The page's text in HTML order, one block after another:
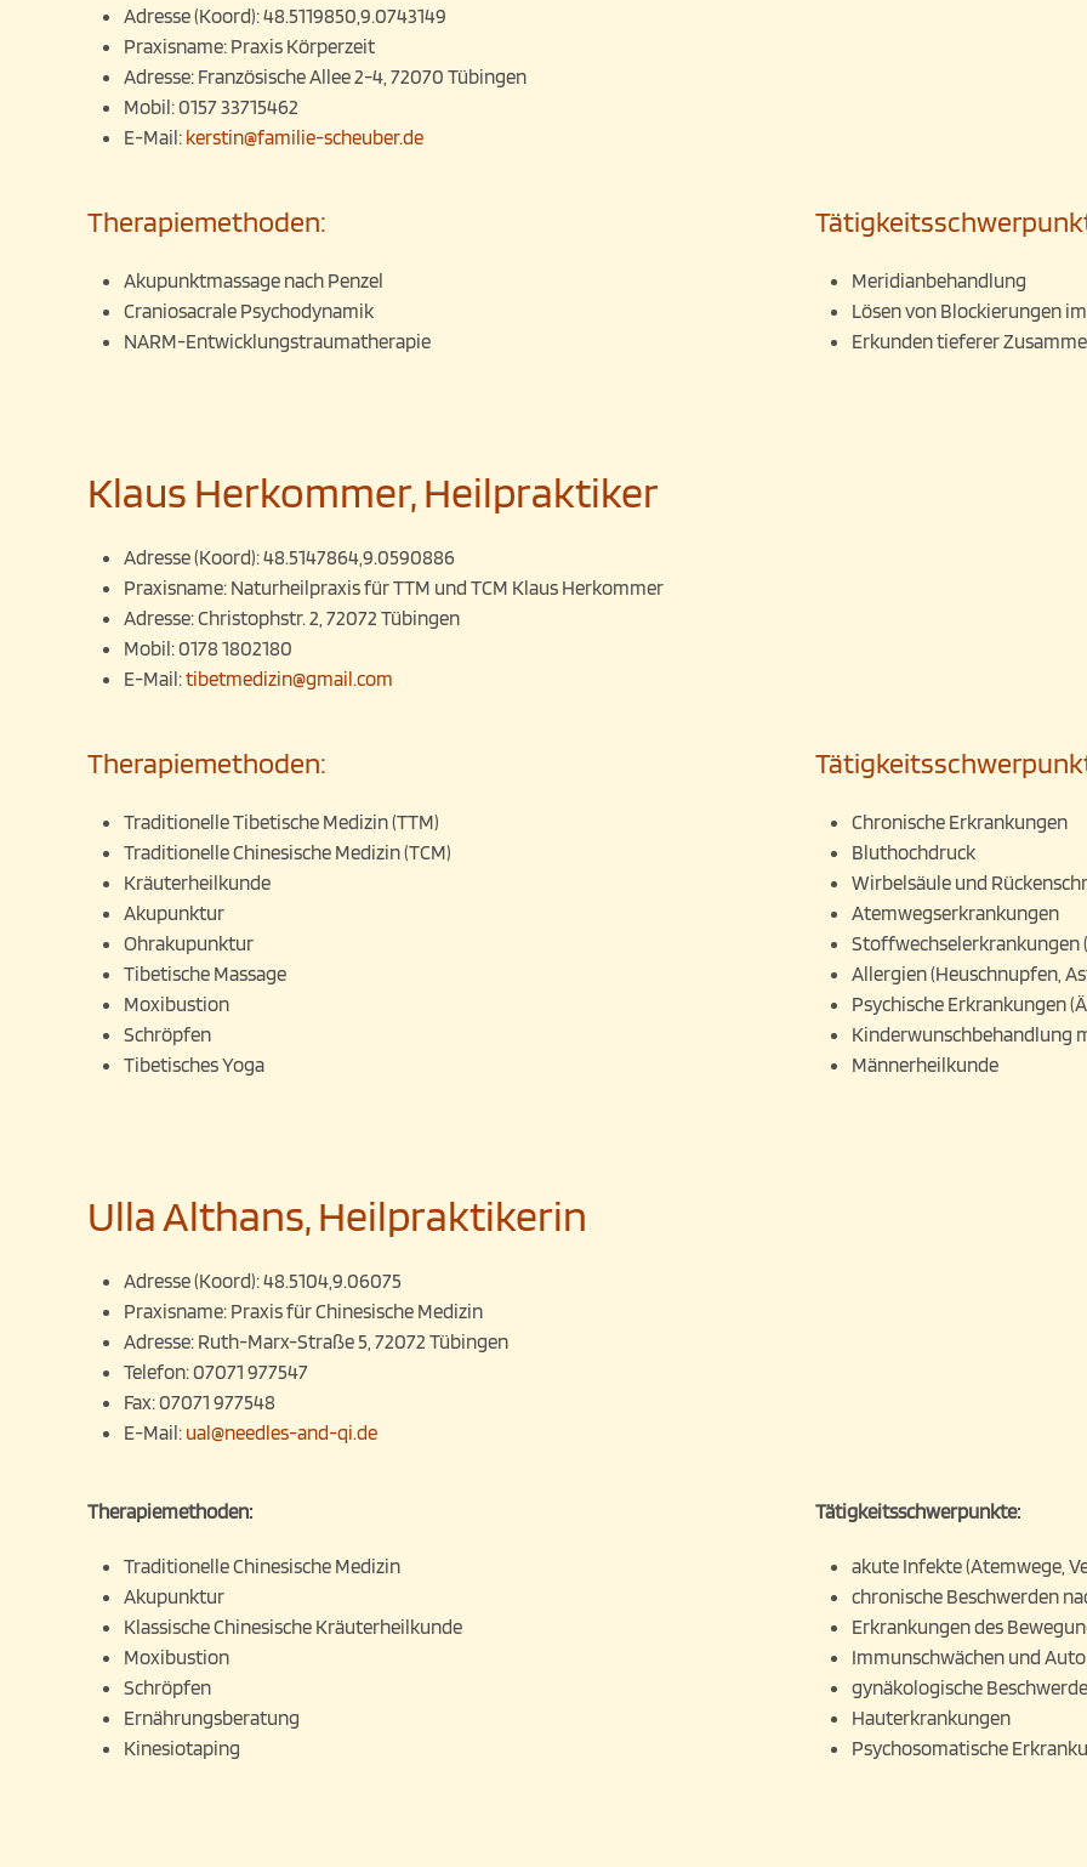
Adresse (Koord):48.5119850,9.0743149
Praxisname: Praxis Körperzeit
Adresse: Französische Allee 2-4, 72070 Tübingen
Mobil:0157 33715462
E-Mail: kerstin@familie-scheuber.de
Therapiemethoden:
Akupunktmassage nach Penzel
Craniosacrale Psychodynamik
NARM-Entwicklungstraumatherapie
Meridianbehandlung
Lösen von Blockierungen
Erkunden tieferer
Klaus Herkommer, Heilpraktiker
Adresse (Koord):48.5147864,9.0590886
Praxisname: Naturheilpraxis für TTM und TCM Klaus Herkommer
Adresse:Christophstr. 2, 72072 Tübingen
Mobil:0178 1802180
E-Mail:tibetmedizin@gmail.com
Therapiemethoden:
Traditionelle Tibetische Medizin (TTM)
Traditionelle Chinesische Medizin (TCM)
Kräuterheilkunde
Akupunktur
Ohrakupunktur
Tibetische Massage
Moxibustion
Schröpfen
Tibetisches Yoga
Chronische Erkrankungen
Bluthochdruck
Wirbelsäule und
Atemwegserkrankungen
Stoffwechselerkrankungen
Allergien (Heuschnupfen,
Psychische Erkrankungen
Kinderwunschbehandlung
Männerheilkunde
Ulla Althans, Heilpraktikerin
Adresse (Koord):48.5104,9.06075
Praxisname: Praxis für Chinesische Medizin
Adresse: Ruth-Marx-Straße 5, 72072 Tübingen
Telefon:07071 977547
Fax:07071 977548
E-Mail: ual@needles-and-qi.de
Therapiemethoden:
Traditionelle Chinesische Medizin
Akupunktur
Klassische Chinesische Kräuterheilkunde
Moxibustion
Schröpfen
Ernährungsberatung
Kinesiotaping
Tätigkeitsschwerpunkte:
akute Infekte (Atemwege,
chronische Beschwerden
Erkrankungen des
Immunschwächen und
gynäkologische
Hauterkrankungen
Psychosomatische